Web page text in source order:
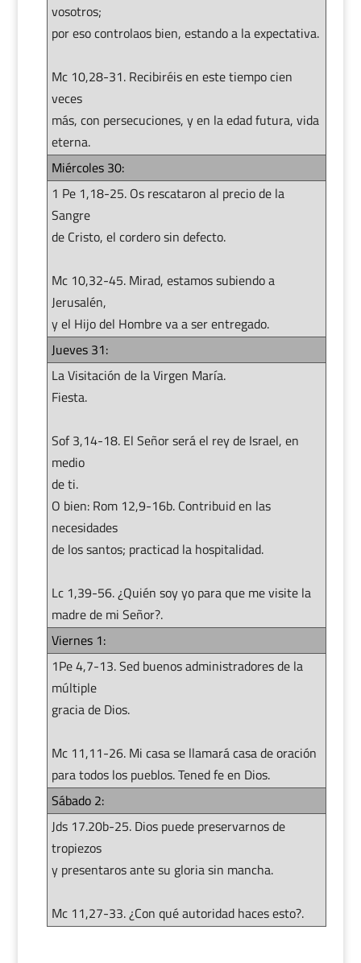
vosotros;
por eso controlaos bien, estando a la expectativa.
Mc 10,28-31. Recibiréis en este tiempo cien
veces
más, con persecuciones, y en la edad futura, vida
eterna.
Miércoles 30:
1 Pe 1,18-25. Os rescataron al precio de la
Sangre
de Cristo, el cordero sin defecto.
Mc 10,32-45. Mirad, estamos subiendo a
Jerusalén,
y el Hijo del Hombre va a ser entregado.
Jueves 31:
La Visitación de la Virgen María.
Fiesta.
Sof 3,14-18. El Señor será el rey de Israel, en
medio
de ti.
O bien: Rom 12,9-16b. Contribuid en las
necesidades
de los santos; practicad la hospitalidad.
Lc 1,39-56. ¿Quién soy yo para que me visite la
madre de mi Señor?.
Viernes 1:
1Pe 4,7-13. Sed buenos administradores de la
múltiple
gracia de Dios.
Mc 11,11-26. Mi casa se llamará casa de oración
para todos los pueblos. Tened fe en Dios.
Sábado 2:
Jds 17.20b-25. Dios puede preservarnos de
tropiezos
y presentaros ante su gloria sin mancha.
Mc 11,27-33. ¿Con qué autoridad haces esto?.